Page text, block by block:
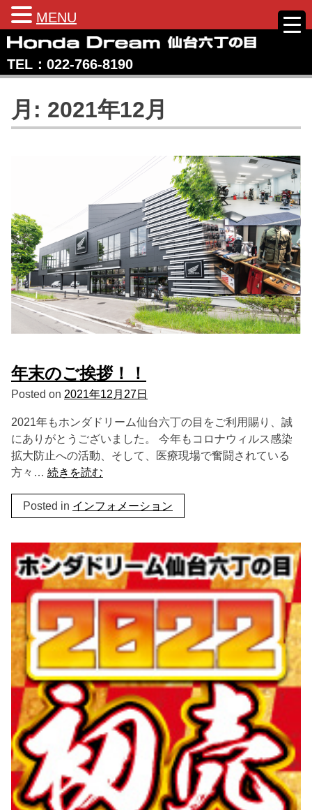
Skip
content
Honda Dream 仙台六丁の目
宮城県仙台市のホンダバイク専売店
TEL：022‐766‐8190
月: 2021年12月
年末のご挨拶！！
Posted on 2021年12月27日
2021年もホンダドリーム仙台六丁の目をご利用賜り、誠
にありがとうございました。 今年もコロナウィルス感染
拡大防止への活動、そして、医療現場で奮闘されている
方々… 続きを読む
Posted in インフォメーション
MENU